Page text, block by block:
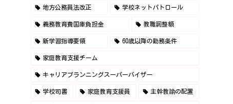
地方公務員法改正 学校ネットパトロール
義務教育費国庫負担金 教職調整額
新学習指導要領 60歳以降の勤務条件
家庭教育支援チーム
キャリアプランニングスーパーバイザー
学校司書 家庭教育支援員 主幹教諭の配置